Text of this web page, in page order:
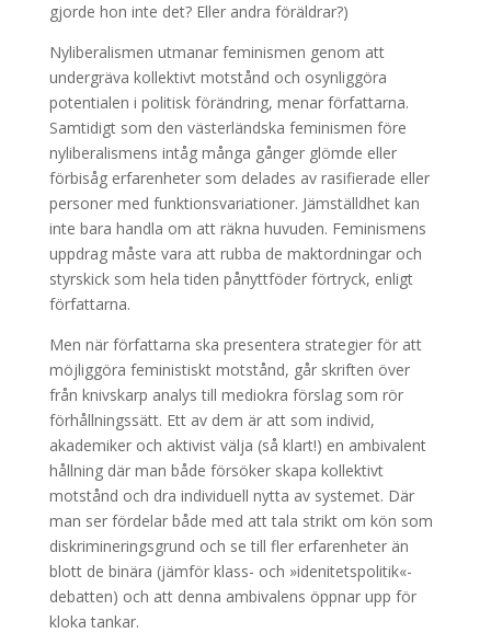
gjorde hon inte det? Eller andra föräldrar?)
Nyliberalismen utmanar feminismen genom att
undergräva kollektivt motstånd och osynliggöra
potentialen i politisk förändring, menar författarna.
Samtidigt som den västerländska feminismen före
nyliberalismens intåg många gånger glömde eller
förbisåg erfarenheter som delades av rasifierade eller
personer med funktionsvariationer. Jämställdhet kan
inte bara handla om att räkna huvuden. Feminismens
uppdrag måste vara att rubba de maktordningar och
styrskick som hela tiden pånyttföder förtryck, enligt
författarna.
Men när författarna ska presentera strategier för att
möjliggöra feministiskt motstånd, går skriften över
från knivskarp analys till mediokra förslag som rör
förhållningssätt. Ett av dem är att som individ,
akademiker och aktivist välja (så klart!) en ambivalent
hållning där man både försöker skapa kollektivt
motstånd och dra individuell nytta av systemet. Där
man ser fördelar både med att tala strikt om kön som
diskrimineringsgrund och se till fler erfarenheter än
blott de binära (jämför klass- och »idenitetspolitik«-
debatten) och att denna ambivalens öppnar upp för
kloka tankar.